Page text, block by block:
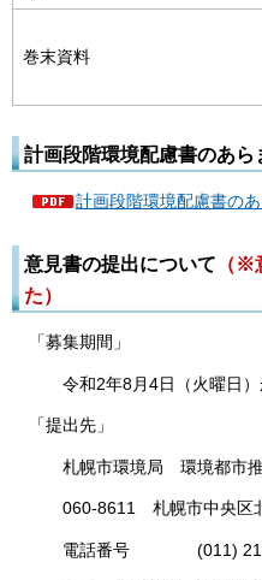
巻末資料
計画段階環境配慮書のあら
計画段階環境配慮書の
意見書の提出について （※
た）
「募集期間」
令和2年8月4日（火曜日）
「提出先」
札幌市環境局 環境都市推
060-8611 札幌市中央区北
電話番号 (011) 211-